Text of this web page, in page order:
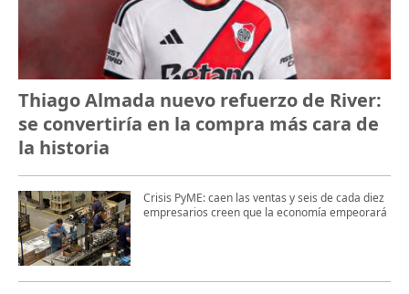
Thiago Almada nuevo refuerzo de River:
se convertiría en la compra más cara de
la historia
Crisis PyME: caen las ventas y seis de cada diez
empresarios creen que la economía empeorará